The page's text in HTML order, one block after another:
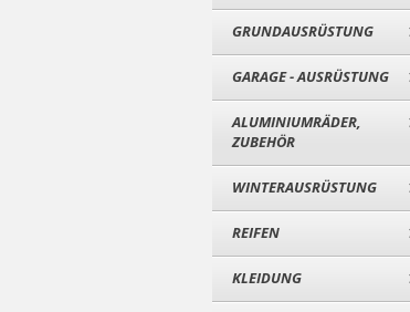
GRUNDAUSRÜSTUNG
GARAGE - AUSRÜSTUNG
ALUMINIUMRÄDER,
ZUBEHÖR
WINTERAUSRÜSTUNG
REIFEN
KLEIDUNG